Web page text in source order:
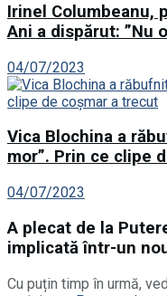
Irinel Columbeanu,
Ani a dispărut: ”Nu
04/07/2023
Vica Blochina a
mor”. Prin ce clipe
04/07/2023
A plecat de la
implicată într-un
Cu puțin timp în urmă,